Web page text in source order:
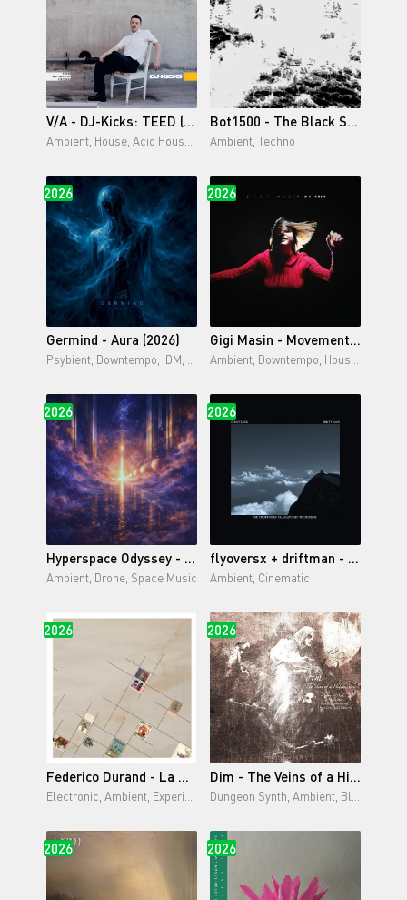
V/A - DJ-Kicks: TEED (2026) Bot1500 - The Black Sea (2026)
Ambient, Techno
Germind - Aura (2026)
2026
Gigi Masin - Movement (2026)
2026
Hyperspace Odyssey - The Corridor of Fading Suns (2026)
Ambient, Drone, Space Music
2026
flyoversx + driftman - de profundis clamavi ad te domine (2026)
Ambient, Cinematic
2026
Federico Durand - La Manzana Mágica (2026)
2026
Dim - The Veins of a Hidden Stair (2026)
2026
2026 2026